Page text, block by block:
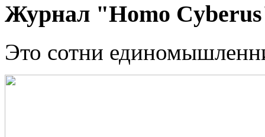
Журнал "Homo
Это сотни